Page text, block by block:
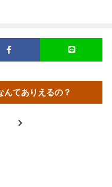
んてありえるの？
>